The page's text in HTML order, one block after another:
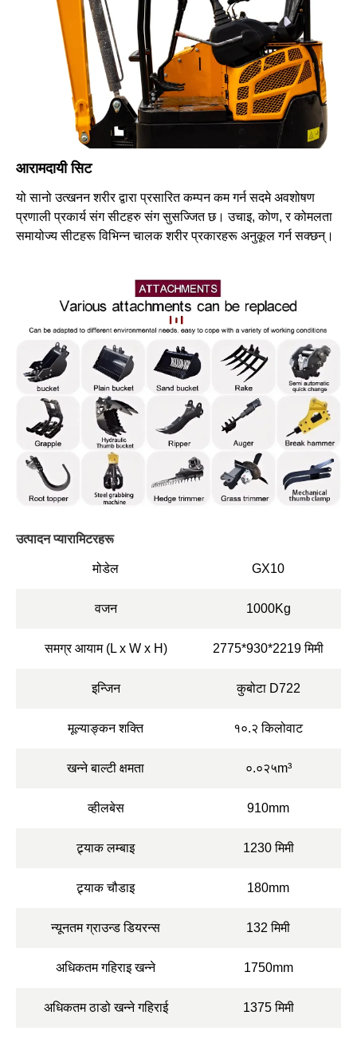
आरामदायी सिट
यो सानो उत्खनन शरीर द्वारा प्रसारित कम्पन कम गर्न सदमे अवशोषण
प्रणाली प्रकार्य संग सीटहरु संग सुसज्जित छ। उचाइ, कोण, र कोमलता
समायोज्य सीटहरू विभिन्न चालक शरीर प्रकारहरू अनुकूल गर्न सक्छन्।
उत्पादन प्यारामिटरहरू
मोडेल GX10
वजन 1000Kg
समग्र आयाम (L x W x H) 2775*930*2219 मिमी
इन्जिन कुबोटा D722
मूल्याङ्कन शक्ति १०.२ किलोवाट
खन्ने बाल्टी क्षमता ०.०२५m³
व्हीलबेस 910mm
ट्र्याक लम्बाइ 1230 मिमी
ट्र्याक चौडाइ 180mm
न्यूनतम ग्राउन्ड डियरन्स 132 मिमी
अधिकतम गहिराइ खन्ने 1750mm
अधिकतम ठाडो खन्ने गहिराई 1375 मिमी